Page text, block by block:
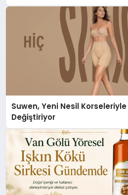
Suwen, Yeni Nesil Korseleriyle
Değiştiriyor